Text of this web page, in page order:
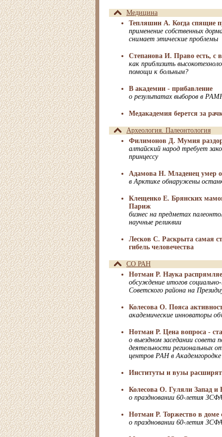
Медицина
Тепляшин А. Когда спящие
применение собственных
снимает этические проблемы
Степанова И. Право есть, с
как приблизить
помощи к больным?
В академии - прибавление
о результатах выборов в
Медакадемия берется за
Археология. Палеонтология
Филимонов Д. Мумия
алтайский народ требует
принцессу
Адамова Н. Младенец умер
в Арктике обнаружены
Клещенко Е. Брянских
Париж
бизнес на предметах
научные реликвии
Лесков С. Раскрыта самая
гибель человечества
СО РАН
Нотман Р. Наука
обсуждение итогов
Советского района на
Колесова О. Пояса
академические инноваторы
Нотман Р. Цена вопроса -
о выездном заседании совета
деятельности региональных
центров РАН в Академгородке
Институты и вузы
Колесова О. Гуляли Запад и
о праздновании 60-летия
Нотман Р. Торжество в доме
о праздновании 60-летия